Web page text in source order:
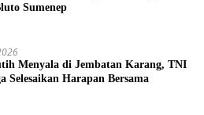
Sumenep
Menyala di Jembatan Karang, TNI
Selesaikan Harapan Bersama